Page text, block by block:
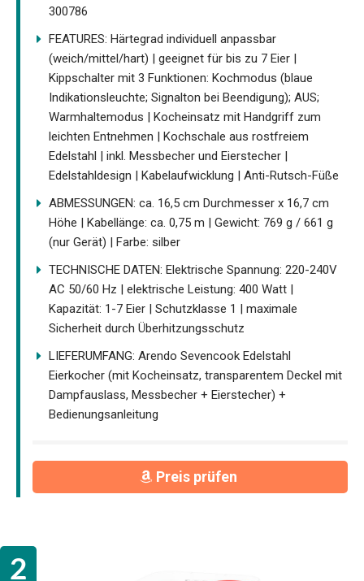
300786
FEATURES: Härtegrad individuell anpassbar
(weich/mittel/hart) | geeignet für bis zu 7 Eier |
Kippschalter mit 3 Funktionen: Kochmodus (blaue
Indikationsleuchte; Signalton bei Beendigung); AUS;
Warmhaltemodus | Kocheinsatz mit Handgriff zum
leichten Entnehmen | Kochschale aus rostfreiem
Edelstahl | inkl. Messbecher und Eierstecher |
Edelstahldesign | Kabelaufwicklung | Anti-Rutsch-Füße
ABMESSUNGEN: ca. 16,5 cm Durchmesser x 16,7 cm
Höhe | Kabellänge: ca. 0,75 m | Gewicht: 769 g / 661 g
(nur Gerät) | Farbe: silber
TECHNISCHE DATEN: Elektrische Spannung: 220-240V
AC 50/60 Hz | elektrische Leistung: 400 Watt |
Kapazität: 1-7 Eier | Schutzklasse 1 | maximale
Sicherheit durch Überhitzungsschutz
LIEFERUMFANG: Arendo Sevencook Edelstahl
Eierkocher (mit Kocheinsatz, transparentem Deckel mit
Dampfauslass, Messbecher + Eierstecher) +
Bedienungsanleitung
Preis prüfen